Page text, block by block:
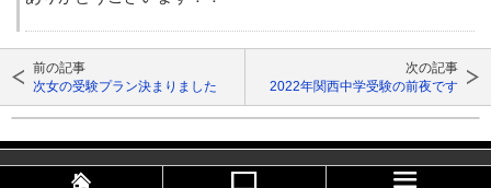
前の記事
次女の受験プラン決まりました
次の記事
2022年関西中学受験の前夜です